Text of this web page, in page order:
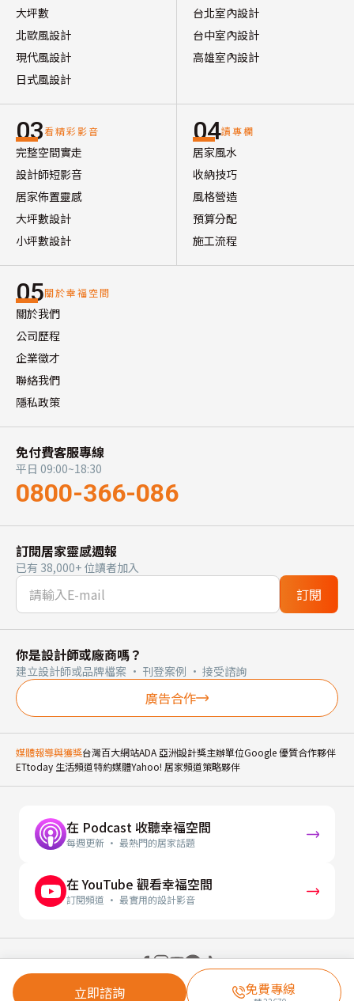
立即諮詢 免費專線
大坪數
北歐風設計
現代風設計
日式風設計
台北室內設計
台中室內設計
高雄室內設計
03看精彩影音
完整空間實走
設計師短影音
居家佈置靈感
大坪數設計
小坪數設計
04讀專欄
居家風水
收納技巧
風格營造
預算分配
施工流程
05關於幸福空間
關於我們
公司歷程
企業徵才
聯絡我們
隱私政策
免付費客服專線
平日 09:00~18:30
0800-366-086
訂閱居家靈感週報
已有 38,000+ 位讀者加入
訂閱
你是設計師或廠商嗎？
建立設計師或品牌檔案 · 刊登案例 · 接受諮詢
廣告合作
媒體報導與獲獎台灣百大網站ADA 亞洲設計獎主辦單位Google 優質合作夥伴
ETtoday 生活頻道特約媒體Yahoo! 居家頻道策略夥伴
在 Podcast 收聽幸福空間
每週更新 · 最熱門的居家話題
在 YouTube 觀看幸福空間
訂閱頻道 · 最實用的設計影音
© 2026 幸福空間 Gorgeous Space Co., Ltd.